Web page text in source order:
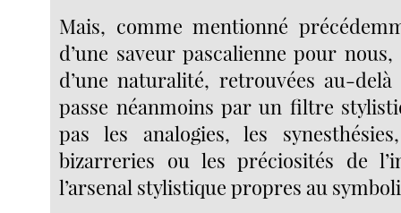
Mais, comme mentionné
d’une saveur pascalienne pour
d’une naturalité, retrouvées au-
passe néanmoins par un filtre
pas les analogies, les
bizarreries ou les préciosités de
l’arsenal stylistique propres au